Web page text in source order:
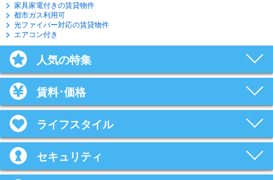
家具家電付きの賃貸物件
都市ガス利用可
光ファイバー対応の賃貸物件
エアコン付き
人気の特集
賃料･価格
ライフスタイル
セキュリティ